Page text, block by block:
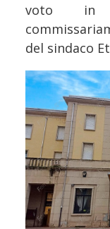
voto in
del sindaco